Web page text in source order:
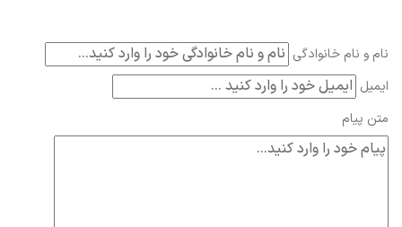
نام و نام خانوادگی
ایمیل
متن پیام